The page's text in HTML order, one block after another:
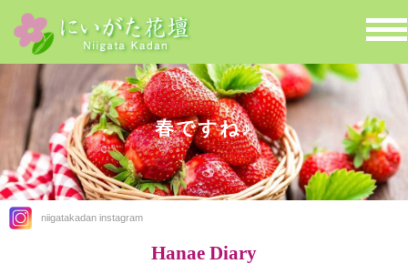
春ですね♪
Hanae Diary
niigatakadan instagram